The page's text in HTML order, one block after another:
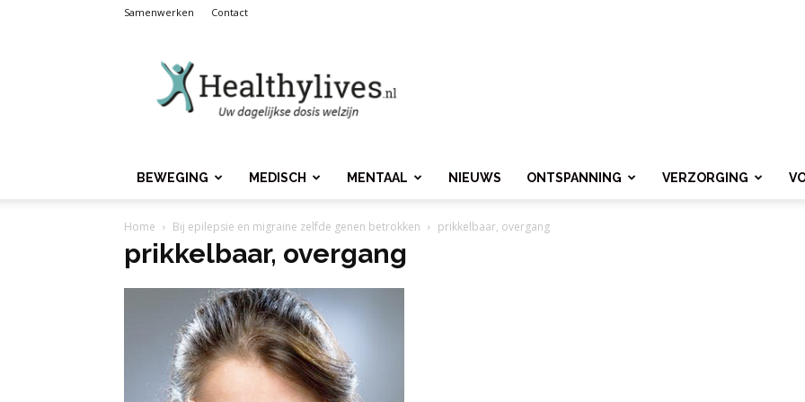
Samenwerken Contact
BEWEGING MEDISCH MENTAAL NIEUWS ONTSPANNING VERZORGING
Home Bij epilepsie en migraine zelfde genen betrokken prikkelbaar, overgang
prikkelbaar, overgang